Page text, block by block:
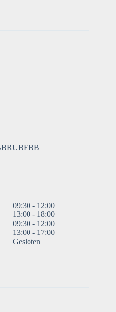
09:30 - 12:00
13:00 - 18:00
09:30 - 12:00
13:00 - 17:00
Gesloten